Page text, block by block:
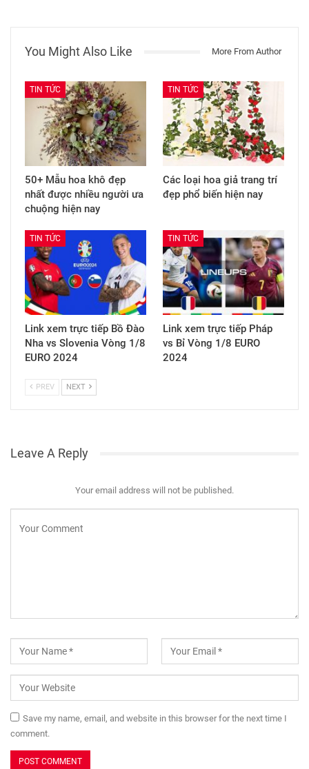
You Might Also Like More From Author
TIN TỨC
50+ Mẫu hoa khô đẹp
nhất được nhiều người ưa
chuộng hiện nay
TIN TỨC
Các loại hoa giả trang trí
đẹp phổ biến hiện nay
TIN TỨC
Link xem trực tiếp Bồ Đào
Nha vs Slovenia Vòng 1/8
EURO 2024
TIN TỨC
Link xem trực tiếp Pháp
vs Bỉ Vòng 1/8 EURO
2024
PREV NEXT
Leave A Reply
Your email address will not be published.
Save my name, email, and website in this browser for the next time I
comment.